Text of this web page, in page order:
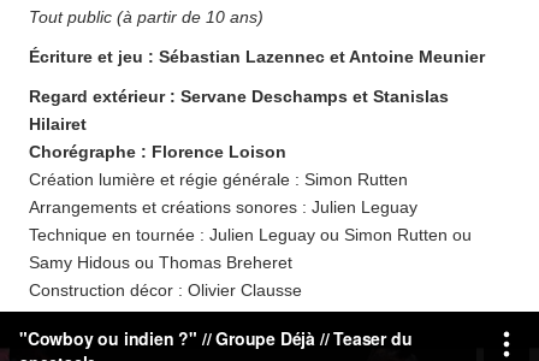
Tout public (à partir de 10 ans)
Écriture et jeu : Sébastian Lazennec et Antoine Meunier
Regard extérieur : Servane Deschamps et Stanislas
Hilairet
Chorégraphe : Florence Loison
Création lumière et régie générale : Simon Rutten
Arrangements et créations sonores : Julien Leguay
Technique en tournée : Julien Leguay ou Simon Rutten ou
Samy Hidous ou Thomas Breheret
Construction décor : Olivier Clausse
Plasticienne : Sarah Quentin
Photographe : Pascal Boudet